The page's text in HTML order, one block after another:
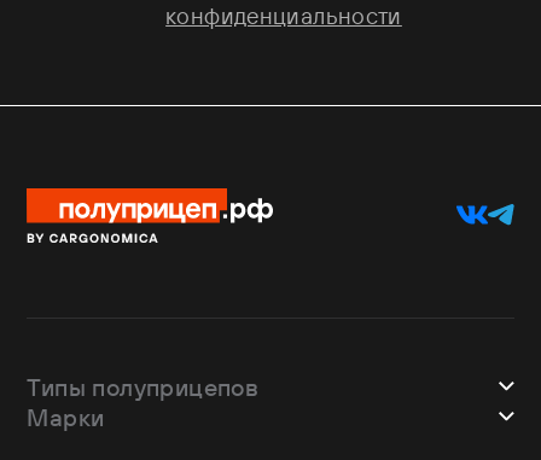
конфиденциальности
Типы полуприцепов
Шторные
Марки